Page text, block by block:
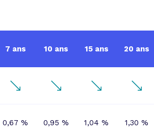
7 ans 10 ans 15 ans 20 ans
0,67 % 0,95 % 1,04 % 1,30 %